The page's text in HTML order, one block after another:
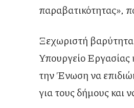
παραβατικότητας»,
Ξεχωριστή
Υπουργείο
την Ένωση να
για τους δήμους και